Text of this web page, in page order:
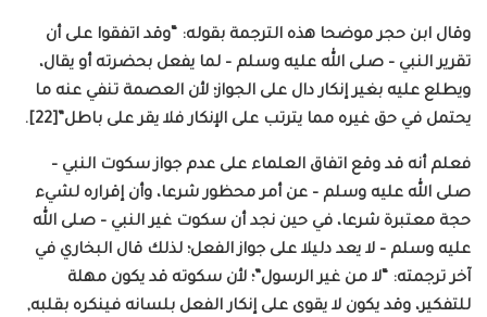
وقال ابن حجر موضحا هذه الترجمة بقوله: “وقد اتفقوا على أن
تقرير النبي – صلى الله عليه وسلم – لما يفعل بحضرته أو يقال،
ويطلع عليه بغير إنكار دال على الجواز؛ لأن العصمة تنفي عنه ما
يحتمل في حق غيره مما يترتب على الإنكار فلا يقر على باطل”[22].
فعلم أنه قد وقع اتفاق العلماء على عدم جواز سكوت النبي –
صلى الله عليه وسلم – عن أمر محظور شرعا، وأن إقراره لشيء
حجة معتبرة شرعا، في حين نجد أن سكوت غير النبي – صلى الله
عليه وسلم – لا يعد دليلا على جواز الفعل؛ لذلك قال البخاري في
آخر ترجمته: “لا من غير الرسول”؛ لأن سكوته قد يكون مهلة
للتفكير، وقد يكون لا يقوى على إنكار الفعل بلسانه فينكره بقلبه,